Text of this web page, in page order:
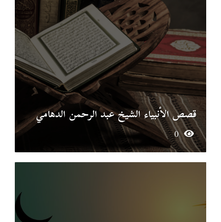
قصص الأنبياء الشيخ عبد الرحمن الدهامي
0